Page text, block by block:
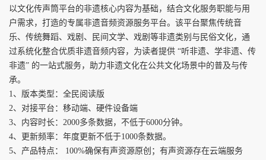
以文化传声筒平台的非遗核心内容为基础，结合文化服务职能与用
户需求，打造的专属非遗音频资源服务平台。该平台聚焦传统音
乐、传统舞蹈、戏剧、民间文学、戏剧等非遗类别与民俗文化，通
过系统化整合优质非遗音频内容，为读者提供 “听非遗、学非遗、传
非遗” 的一站式服务，助力非遗文化在公共文化场景中的普及与传
承。
1、版本类型：全民阅读版
2、对接平台：移动端、硬件设备端
3、内容时长：2000多条数据，不低于6000分钟。
4、更新频率：年度更新不低于1000条数据。
5、产品特点： 100%确保有声资源原创；有声资源存在云端服务